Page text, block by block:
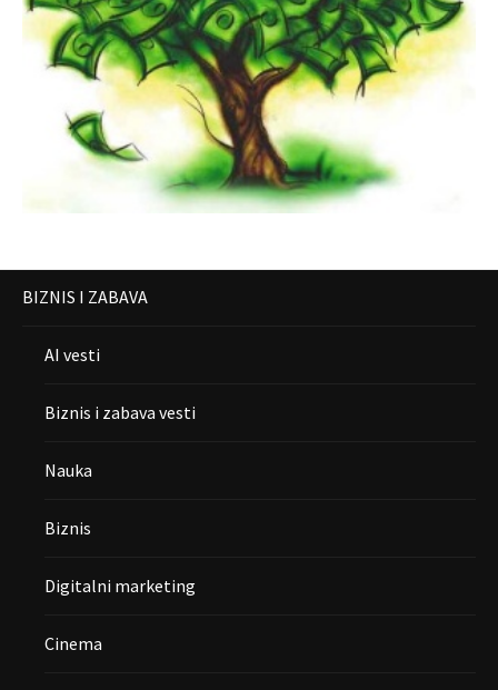
BIZNIS I ZABAVA
AI vesti
Biznis i zabava vesti
Nauka
Biznis
Digitalni marketing
Cinema